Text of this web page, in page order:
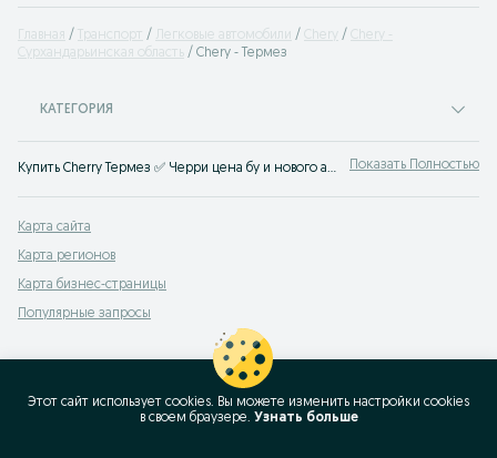
Главная Транспорт Легковые автомобили Chery
Chery -
Сурхандарьинская область
Chery - Термез
КАТЕГОРИЯ
Купить Cherry Термез ✅ Черри цена бу и нового авто ☝ Большой выбор автомобилей по выгодным ценам на OLX.uz! Показать Полностью
Карта сайта
Карта регионов
Карта бизнес-страницы
Популярные запросы
Этот сайт использует cookies. Вы можете изменить настройки cookies
в своeм браузере. Узнать больше